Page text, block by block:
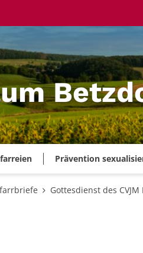
Prävention
Gottesdienst des